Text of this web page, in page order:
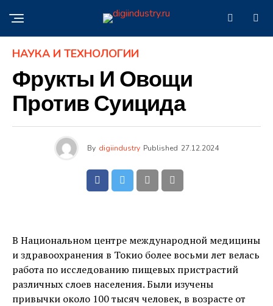
НАУКА И ТЕХНОЛОГИИ
Фрукты И Овощи
Против Суицида
By digiindustry Published 27.12.2024
В Национальном центре международной медицины
и здравоохранения в Токио более восьми лет велась
работа по исследованию пищевых пристрастий
различных слоев населения. Были изучены
привычки около 100 тысяч человек, в возрасте от